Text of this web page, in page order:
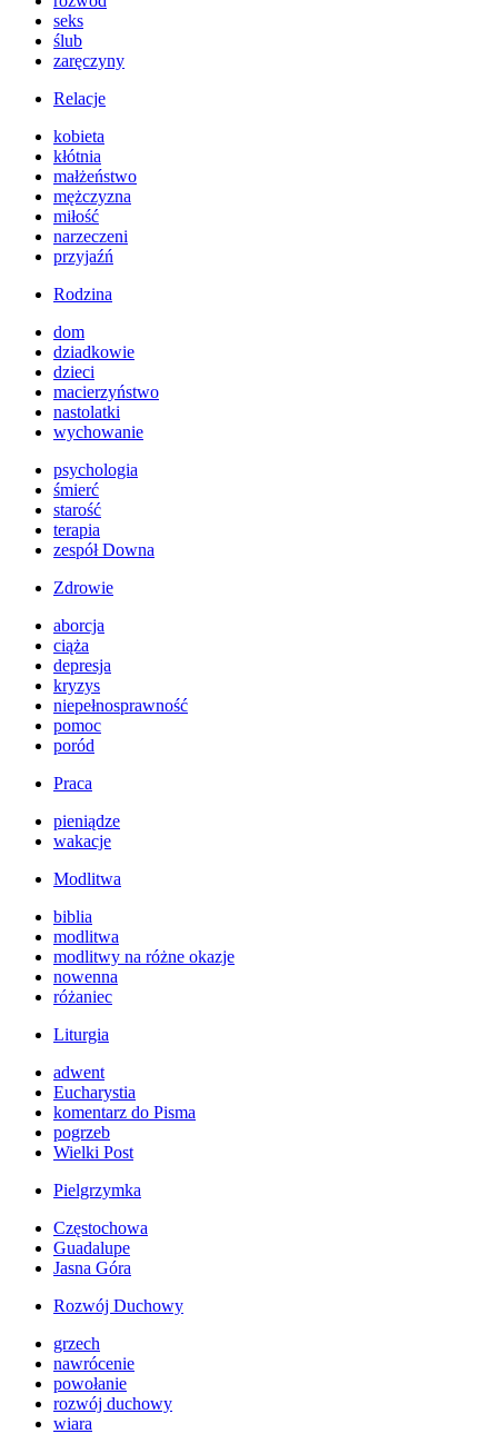
seks
ślub
zaręczyny
Relacje
kobieta
kłótnia
małżeństwo
mężczyzna
miłość
narzeczeni
przyjaźń
Rodzina
dom
dziadkowie
dzieci
macierzyństwo
nastolatki
wychowanie
psychologia
śmierć
starość
terapia
zespół Downa
Zdrowie
aborcja
ciąża
depresja
kryzys
niepełnosprawność
pomoc
poród
Praca
pieniądze
wakacje
Modlitwa
biblia
modlitwa
modlitwy na różne okazje
nowenna
różaniec
Liturgia
adwent
Eucharystia
komentarz do Pisma
pogrzeb
Wielki Post
Pielgrzymka
Częstochowa
Guadalupe
Jasna Góra
Rozwój Duchowy
grzech
nawrócenie
powołanie
rozwój duchowy
wiara